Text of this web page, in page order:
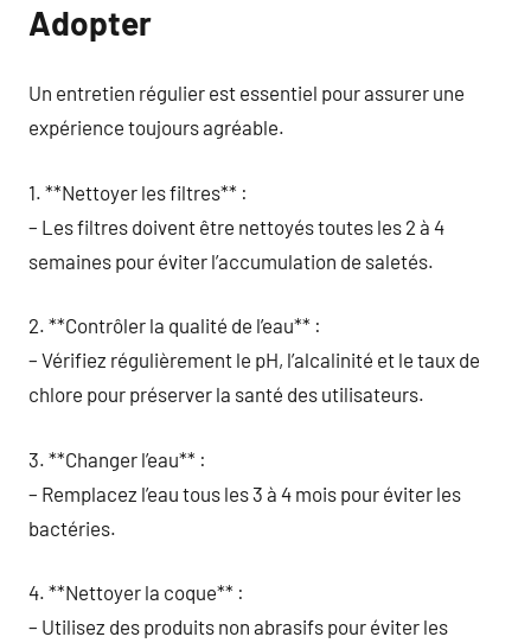
Adopter
Un entretien régulier est essentiel pour assurer une
expérience toujours agréable.
1. **Nettoyer les filtres** :
– Les filtres doivent être nettoyés toutes les 2 à 4
semaines pour éviter l’accumulation de saletés.
2. **Contrôler la qualité de l’eau** :
– Vérifiez régulièrement le pH, l’alcalinité et le taux de
chlore pour préserver la santé des utilisateurs.
3. **Changer l’eau** :
– Remplacez l’eau tous les 3 à 4 mois pour éviter les
bactéries.
4. **Nettoyer la coque** :
– Utilisez des produits non abrasifs pour éviter les